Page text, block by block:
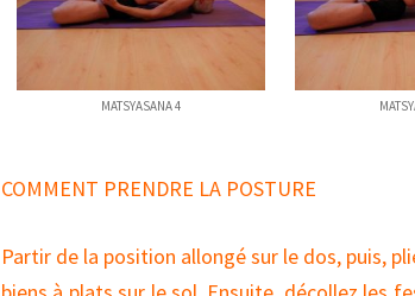
MATSYASANA 4
COMMENT PRENDRE LA POSTURE
Partir de la position allongé sur le dos, puis,